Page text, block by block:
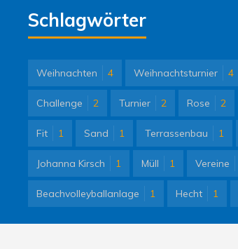
Schlagwörter
Weihnachten 4 Weihnachtsturnier 4
Challenge 2 Turnier 2 Rose 2
Fit 1 Sand 1 Terrassenbau 1
Johanna Kirsch 1 Müll 1 Vereine
Beachvolleyballanlage 1 Hecht 1